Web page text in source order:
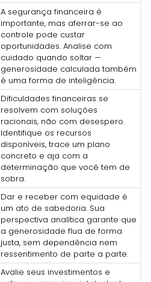
A segurança financeira é
importante, mas aferrar-se ao
controle pode custar
oportunidades. Analise com
cuidado quando soltar —
generosidade calculada também
é uma forma de inteligência.
Dificuldades financeiras se
resolvem com soluções
racionais, não com desespero.
Identifique os recursos
disponíveis, trace um plano
concreto e aja com a
determinação que você tem de
sobra.
Dar e receber com equidade é
um ato de sabedoria. Sua
perspectiva analítica garante que
a generosidade flua de forma
justa, sem dependência nem
ressentimento de parte a parte.
Avalie seus investimentos e